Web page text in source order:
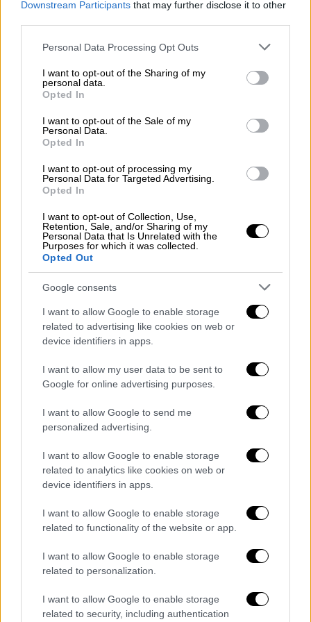
Downstream Participants that may further disclose it to other
Please note that this website/app uses one or more Google
not limited to your visit or usage behaviour. You may click to
grant or deny consent to Google and its third-party tags to
use your data for below specified purposes in below Google
consent section.
Personal Data Processing Opt Outs
I want to opt-out of the Sharing of my
personal data.
Opted In
I want to opt-out of the Sale of my
Personal Data.
Opted In
I want to opt-out of processing my
Personal Data for Targeted Advertising.
Opted In
I want to opt-out of Collection, Use,
Retention, Sale, and/or Sharing of my
Personal Data that Is Unrelated with the
Purposes for which it was collected.
Opted Out
Google consents
I want to allow Google to enable storage
related to advertising like cookies on web or
device identifiers in apps.
I want to allow my user data to be sent to
Google for online advertising purposes.
I want to allow Google to send me
personalized advertising.
I want to allow Google to enable storage
related to analytics like cookies on web or
device identifiers in apps.
I want to allow Google to enable storage
related to functionality of the website or app.
I want to allow Google to enable storage
related to personalization.
I want to allow Google to enable storage
related to security, including authentication
ζητήματα που αφορούν άμεσα τη Μεσόγειο:
το ρόλο τηςΤουρκίαςστη διαχείριση της
μετανάστευσης,την εμβάθυνση της
μεταξύ των δύο χωρών (ιδίως την παραγωγή
μη επανδρωμένων αεροσκαφών) και τη
διαδικασία διπλωματικής εξισορρόπησης
της Άγκυρας στις κρίσεις στη Συρία και τη
Γάζα», όπως αναφέρουν τουρκικά ΜΜΕ.
Από τη Ρώμη στο Βόσπορο: Η
διπλωματία της συνέχειας
πρωθυπουργός της Ιταλίας, Τζόρτζια
Μελόνιχθες επισκέφθηκε την
η συνάντηση στην Κωνσταντινούπολη
προβάλλεται ως συνέχεια της
Διακυβερνητικής Συνόδου Τουρκίας–Ιταλίας
που πραγματοποιήθηκε στη Ρώμη τον
Απρίλιο, κατά την οποία υπεγράφησαν
τεχνολογία. Η νέα αυτή επαφή
«αντικατοπτρίζει τη συνέχεια αυτών των
επαφών και τη βούληση των μερών να
ενισχύσουν τον διάλογο», αναφέρουν τα
στρατηγική προσέγγιση Άγκυρας και Ρώμης.
Άγκυρα βλέπει τηνΙταλία
στην ανάσχεση της παράτυπης
μετανάστευσης. Η Ρώμη, από την πλευρά
της, επιδιώκει να διασφαλίσει ρόλο στις
εξελίξεις στη Λιβύη, τόσο σε επίπεδο
των προσφυγικών ροών, που εσχάτως έχουν